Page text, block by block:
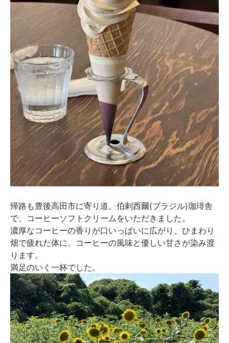
帰路も豊後高田市に寄り道。伯剌西爾(ブラジル)珈琲舎
で、コーヒーソフトクリームをいただきました。
濃厚なコーヒーの香りが口いっぱいに広がり、ひまわり
畑で疲れた体に、コーヒーの風味と優しい甘さが染み渡
ります。
満足のいく一杯でした。